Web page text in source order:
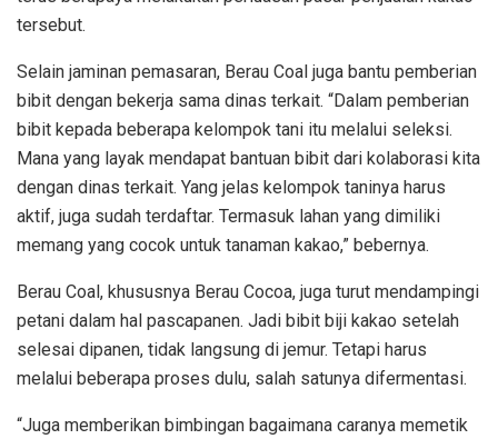
tersebut.
Selain jaminan pemasaran, Berau Coal juga bantu pemberian
bibit dengan bekerja sama dinas terkait. “Dalam pemberian
bibit kepada beberapa kelompok tani itu melalui seleksi.
Mana yang layak mendapat bantuan bibit dari kolaborasi kita
dengan dinas terkait. Yang jelas kelompok taninya harus
aktif, juga sudah terdaftar. Termasuk lahan yang dimiliki
memang yang cocok untuk tanaman kakao,” bebernya.
Berau Coal, khususnya Berau Cocoa, juga turut mendampingi
petani dalam hal pascapanen. Jadi bibit biji kakao setelah
selesai dipanen, tidak langsung di jemur. Tetapi harus
melalui beberapa proses dulu, salah satunya difermentasi.
“Juga memberikan bimbingan bagaimana caranya memetik